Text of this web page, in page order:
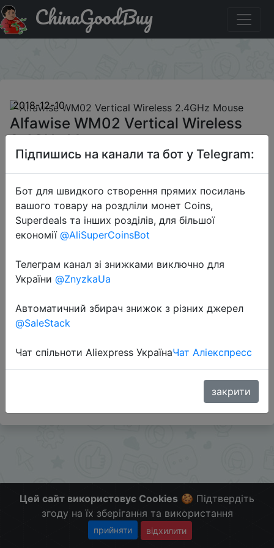
Купити по знижці GBexhf24 Alfawise WM02 Vertical
Wireless 2.4GHz Mouse
ChinaGoodBuy
2018-12-10
Alfawise WM02 Vertical Wireless
2.4GHz Mouse
$3.99
Промокод:"GBexhf24"
Слідкуйте за знижками на мобільному, в телеграм
Цей сайт використовує Cookies 🍪 Підтвердіть
згоду на їх зберігання та використання
прийняти відхилити
Підпишись на канали та бот у Telegram:
Бот для швидкого створення прямих посилань
вашого товару на роздліли монет Coins,
Superdeals та інших розділів, для більшої
економії @AliSuperCoinsBot
Телеграм канал зі знижками виключно для
України @ZnyzkaUa
Автоматичний збирач знижок з різних джерел
@SaleStack
Чат спільноти Aliexpress УкраїнаЧат Аліекспресс
закрити